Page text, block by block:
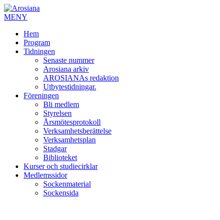
MENY
Hem
Program
Tidningen
Senaste nummer
Arosiana arkiv
AROSIANAs redaktion
Utbytestidningar.
Föreningen
Bli medlem
Styrelsen
Årsmötesprotokoll
Verksamhetsberättelse
Verksamhetsplan
Stadgar
Biblioteket
Kurser och studiecirklar
Medlemssidor
Sockenmaterial
Sockensida